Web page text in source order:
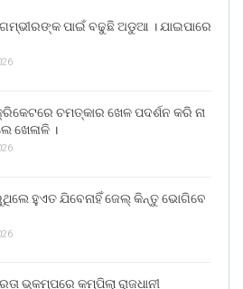
ପାଇଁ ବଢୁଛି ଅଡୁଆ । ଯାଇପାରେ
ଚମତ୍କାର ଖେଳ ପଦର୍ଶନ କରି ନା
ଖେଳାଳି ।
ହୁଏତ ଯିବେନାହିଁ ଜେଲ୍ କିନ୍ତୁ ଭୋଗିବେ
ଭୂକମ୍ପରେ କମ୍ପିଲା ରାଜଧାନୀ